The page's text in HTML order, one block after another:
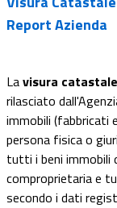
Cerca
Report Azienda
Lavisura
rilasciato
immobili (fabbricati
persona fisica o
tutti i beni immobili
comproprietaria e
secondo i dati